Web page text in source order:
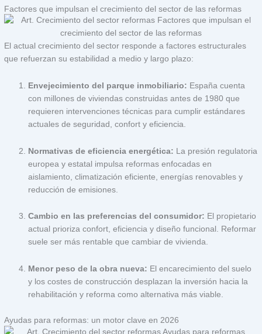
Factores que impulsan el crecimiento del sector de las reformas
El actual crecimiento del sector responde a factores estructurales
que refuerzan su estabilidad a medio y largo plazo:
Envejecimiento del parque inmobiliario: España cuenta
con millones de viviendas construidas antes de 1980 que
requieren intervenciones técnicas para cumplir estándares
actuales de seguridad, confort y eficiencia.
Normativas de eficiencia energética: La presión regulatoria
europea y estatal impulsa reformas enfocadas en
aislamiento, climatización eficiente, energías renovables y
reducción de emisiones.
Cambio en las preferencias del consumidor: El propietario
actual prioriza confort, eficiencia y diseño funcional. Reformar
suele ser más rentable que cambiar de vivienda.
Menor peso de la obra nueva: El encarecimiento del suelo
y los costes de construcción desplazan la inversión hacia la
rehabilitación y reforma como alternativa más viable.
Ayudas para reformas: un motor clave en 2026